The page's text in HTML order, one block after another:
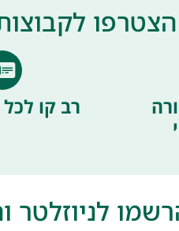
הצטרפו
רב קו לכל
לניוזלטר